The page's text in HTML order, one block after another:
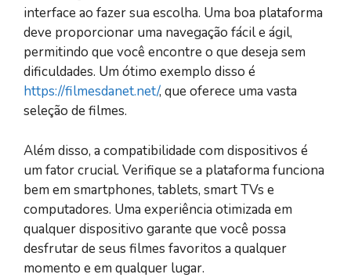
interface ao fazer sua escolha. Uma boa plataforma
deve proporcionar uma navegação fácil e ágil,
permitindo que você encontre o que deseja sem
dificuldades. Um ótimo exemplo disso é
https://filmesdanet.net/, que oferece uma vasta
seleção de filmes.
Além disso, a compatibilidade com dispositivos é
um fator crucial. Verifique se a plataforma funciona
bem em smartphones, tablets, smart TVs e
computadores. Uma experiência otimizada em
qualquer dispositivo garante que você possa
desfrutar de seus filmes favoritos a qualquer
momento e em qualquer lugar.